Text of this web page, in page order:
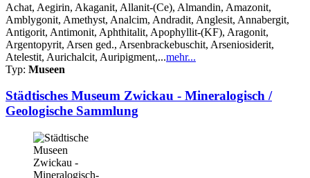
Achat, Aegirin, Akaganit, Allanit-(Ce), Almandin, Amazonit,
Amblygonit, Amethyst, Analcim, Andradit, Anglesit, Annabergit,
Antigorit, Antimonit, Aphthitalit, Apophyllit-(KF), Aragonit,
Argentopyrit, Arsen ged., Arsenbrackebuschit, Arseniosiderit,
Atelestit, Aurichalcit, Auripigment,...mehr...
Typ: Museen
Städtisches Museum Zwickau - Mineralogisch /
Geologische Sammlung